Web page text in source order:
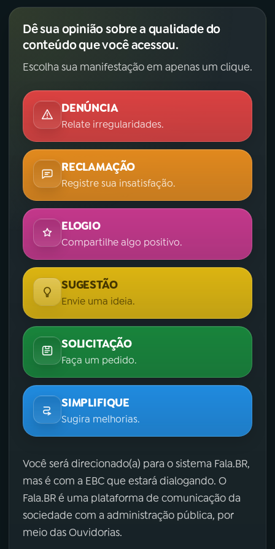
Dê sua opinião sobre a qualidade do
conteúdo que você acessou.
Escolha sua manifestação em apenas um clique.
DENÚNCIA
Relate irregularidades.
RECLAMAÇÃO
Registre sua insatisfação.
ELOGIO
Compartilhe algo positivo.
SUGESTÃO
Envie uma ideia.
SOLICITAÇÃO
Faça um pedido.
SIMPLIFIQUE
Sugira melhorias.
Você será direcionado(a) para o sistema Fala.BR,
mas é com a EBC que estará dialogando. O
Fala.BR é uma plataforma de comunicação da
sociedade com a administração pública, por
meio das Ouvidorias.